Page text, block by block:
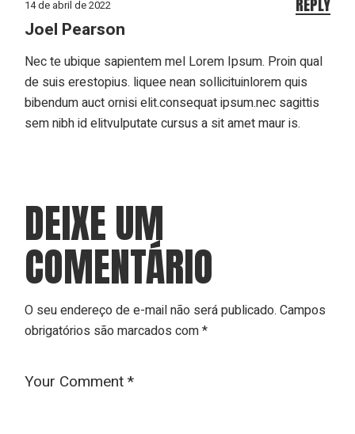
14 de abril de 2022
Joel Pearson
Nec te ubique sapientem mel Lorem Ipsum. Proin qual
de suis erestopius. liquee nean sollicituinlorem quis
bibendum auct ornisi elit.consequat ipsum.nec sagittis
sem nibh id elitvulputate cursus a sit amet maur is.
DEIXE UM
COMENTÁRIO
O seu endereço de e-mail não será publicado. Campos
obrigatórios são marcados com*